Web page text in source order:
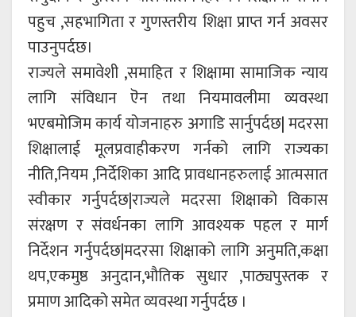
पहुच ,सहभागिता र गुणस्तरीय शिक्षा प्राप्त गर्न अवसर
पाउनुपर्दछ।
राज्यले समावेशी ,समाहित र शिक्षामा सामाजिक न्याय
लागि संविधान ऎन तथा नियमावलीमा व्यवस्था
भएबमोजिम कार्य योजनाहरु अगाडि सार्नुपर्दछ| मदरसा
शिक्षालाई मूलप्रवाहीकरण गर्नको लागि राज्यका
नीति,नियम ,निर्देशिका आदि प्रावधानहरुलाई आत्मसात
स्वीकार गर्नुपर्दछ|राज्यले मदरसा शिक्षाको विकास
संरक्षण र संवर्धनका लागि आवश्यक पहल र मार्ग
निर्देशन गर्नुपर्दछ|मदरसा शिक्षाको लागि अनुमति,कक्षा
थप,एकमुष्ठ अनुदान,भौतिक सुधार ,पाठ्यपुस्तक र
प्रमाण आदिको समेत व्यवस्था गर्नुपर्दछ ।